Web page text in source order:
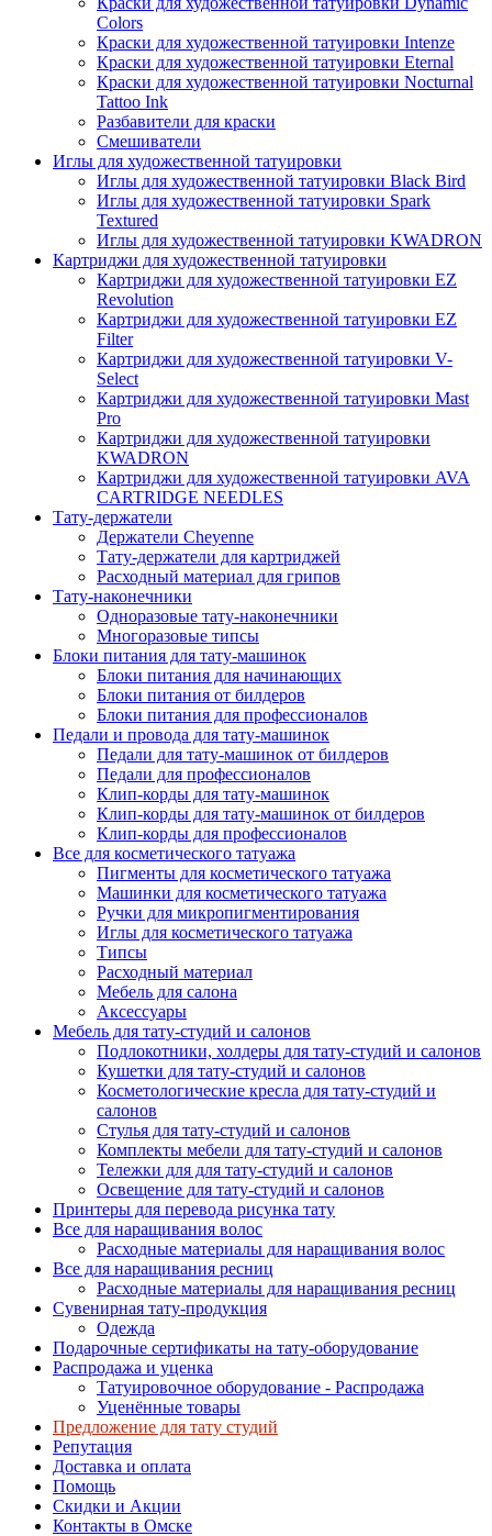
Colors
Краски для художественной татуировки Intenze
Краски для художественной татуировки Eternal
Краски для художественной татуировки Nocturnal
Tattoo Ink
Разбавители для краски
Смешиватели
Иглы для художественной татуировки
Иглы для художественной татуировки Black Bird
Иглы для художественной татуировки Spark
Textured
Иглы для художественной татуировки KWADRON
Картриджи для художественной татуировки
Картриджи для художественной татуировки EZ
Revolution
Картриджи для художественной татуировки EZ
Filter
Картриджи для художественной татуировки V-
Select
Картриджи для художественной татуировки Mast
Pro
Картриджи для художественной татуировки
KWADRON
Картриджи для художественной татуировки AVA
CARTRIDGE NEEDLES
Тату-держатели
Держатели Cheyenne
Тату-держатели для картриджей
Расходный материал для грипов
Тату-наконечники
Одноразовые тату-наконечники
Многоразовые типсы
Блоки питания для тату-машинок
Блоки питания для начинающих
Блоки питания от билдеров
Блоки питания для профессионалов
Педали и провода для тату-машинок
Педали для тату-машинок от билдеров
Педали для профессионалов
Клип-корды для тату-машинок
Клип-корды для тату-машинок от билдеров
Клип-корды для профессионалов
Все для косметического татуажа
Пигменты для косметического татуажа
Машинки для косметического татуажа
Ручки для микропигментирования
Иглы для косметического татуажа
Типсы
Расходный материал
Мебель для салона
Аксессуары
Мебель для тату-студий и салонов
Подлокотники, холдеры для тату-студий и салонов
Кушетки для тату-студий и салонов
Косметологические кресла для тату-студий и
салонов
Стулья для тату-студий и салонов
Комплекты мебели для тату-студий и салонов
Тележки для для тату-студий и салонов
Освещение для тату-студий и салонов
Принтеры для перевода рисунка тату
Все для наращивания волос
Расходные материалы для наращивания волос
Все для наращивания ресниц
Расходные материалы для наращивания ресниц
Сувенирная тату-продукция
Одежда
Подарочные сертификаты на тату-оборудование
Распродажа и уценка
Татуировочное оборудование - Распродажа
Уценённые товары
Предложение для тату студий
Репутация
Доставка и оплата
Помощь
Скидки и Акции
Контакты в Омске